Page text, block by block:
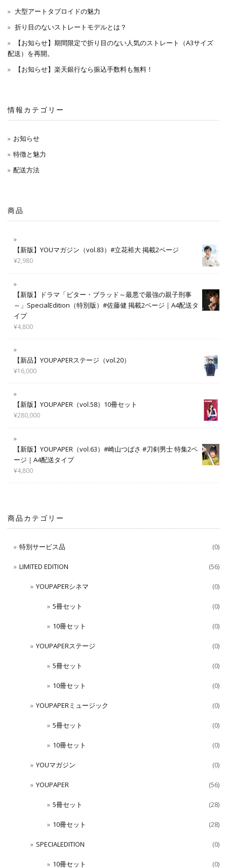
大型アートタブロイドの魅力
折り目のないストレートモデルとは？
【お知らせ】期間限定で折り目のない人気のストレート（A3サイズ
配送）を再開。
【お知らせ】楽天銀行なら振込手数料も無料！
情報カテゴリー
お知らせ
特徴と魅力
配送方法
商品
【新版】YOUマガジン（vol.83）#立花裕大 掲載2ページ
¥2,980
【新版】ドラマ「ビター・ブラッド～最悪で最強の親子刑事
～」SpecialEdition（特別版）#佐藤健 掲載2ページ｜A4配送タ
イプ
¥4,800
【新品】YOUPAPERステージ（vol.20）
¥16,000
【新版】YOUPAPER（vol.58）10冊セット
¥280,000
【新版】YOUPAPER（vol.63）#崎山つばさ #刀剣男士 特集2ペ
ージ｜A4配送タイプ
¥4,800
商品カテゴリー
特別サービス品 (0)
LIMITED EDITION (56)
YOUPAPERシネマ (0)
5冊セット (0)
10冊セット (0)
YOUPAPERステージ (0)
5冊セット (0)
10冊セット (0)
YOUPAPERミュージック (0)
5冊セット (0)
10冊セット (0)
YOUマガジン (0)
YOUPAPER (56)
5冊セット (28)
10冊セット (28)
SPECIALEDITION (0)
10冊セット (0)